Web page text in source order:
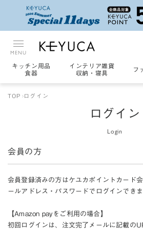
MENU
キッチン用品
食器
インテリア雑貨
収納・寝具
フ
TOP ログイン
ログイン
Login
会員の方
会員登録済みの方はケユカポイントカード
ールアドレス・パスワードでログインできま
【Amazon payをご利用の場合】
初回ログインは、注文完了メールに記載の